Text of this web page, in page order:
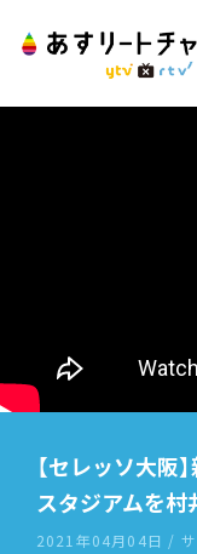
【セレッソ大阪
スタジアムを村
2021年04月04日 / サ